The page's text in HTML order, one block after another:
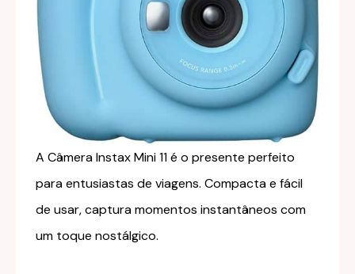
A Câmera Instax Mini 11 é o presente perfeito
para entusiastas de viagens. Compacta e fácil
de usar, captura momentos instantâneos com
um toque nostálgico.